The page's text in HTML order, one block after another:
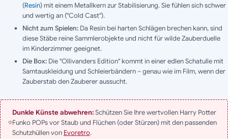
(Resin) mit einem Metallkern zur Stabilisierung. Sie fühlen sich schwer
und wertig an ("Cold Cast").
Nicht zum Spielen: Da Resin bei harten Schlägen brechen kann, sind
diese Stäbe reine Sammlerobjekte und nicht für wilde Zauberduelle
im Kinderzimmer geeignet.
Die Box: Die "Ollivanders Edition" kommt in einer edlen Schatulle mit
Samtauskleidung und Schleierbändern – genau wie im Film, wenn der
Zauberstab den Zauberer aussucht.
Dunkle Künste abwehren:Schützen Sie Ihre wertvollen Harry Potter
Funko POPs vor Staub und Flüchen (oder Stürzen) mit den passenden
Schutzhüllen von Evoretro.